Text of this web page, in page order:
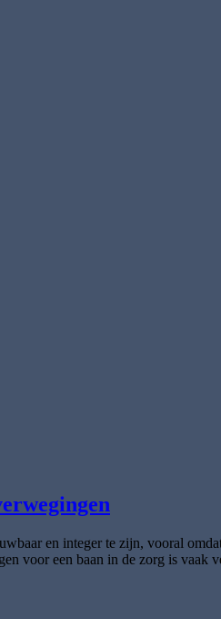
en integer te zijn, vooral
voor een baan in de zorg is